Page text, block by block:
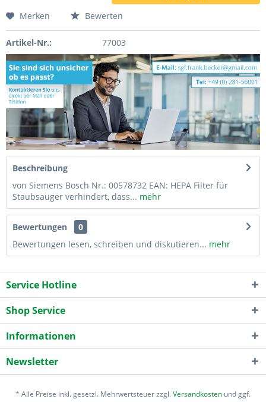
Merken Bewerten
Artikel-Nr.: 77003
Beschreibung
von Siemens Bosch Nr.: 00578732 EAN: HEPA Filter für
Staubsauger verhindert, dass... mehr
Bewertungen
0
Bewertungen lesen, schreiben und diskutieren... mehr
Service Hotline
Shop Service
Informationen
Newsletter
* Alle Preise inkl. gesetzl. Mehrwertsteuer zzgl.Versandkosten und ggf.